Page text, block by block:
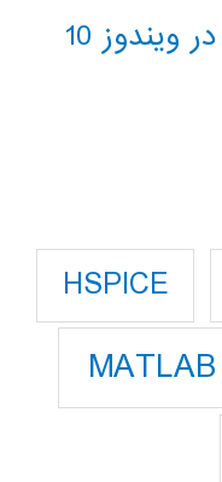
HSPICE
MATLAB